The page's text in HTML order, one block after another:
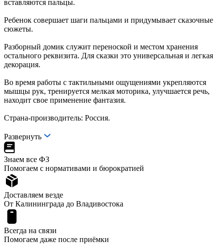
вставляются пальцы.
Ребенок совершает шаги пальцами и придумывает сказочные
сюжеты.
Разборный домик служит переноской и местом хранения
остального реквизита. Для сказки это универсальная и легкая
декорация.
Во время работы с тактильными ощущениями укрепляются
мышцы рук, тренируется мелкая моторика, улучшается речь,
находит свое применение фантазия.
Страна-производитель: Россия.
Развернуть
Знаем все ФЗ
Помогаем с нормативами и бюрократией
Доставляем везде
От Калининграда до Владивостока
Всегда на связи
Помогаем даже после приёмки